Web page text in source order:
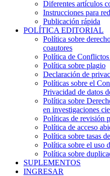
Diferentes artículos
Instrucciones para
Publicación rápida
POLÍTICA EDITORIAL
Política sobre
coautores
Política de Conflictos
Política sobre plagio
Declaración de
Políticas sobre el
Privacidad de datos
Política sobre
en investigaciones
Políticas de revisión
Política de acceso
Política sobre tasas
Política sobre el uso
Política sobre
SUPLEMENTOS
INGRESAR